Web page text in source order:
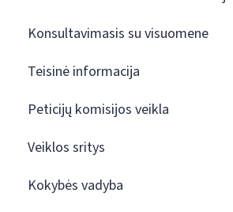
Konsultavimasis su visuomene
Teisinė informacija
Peticijų komisijos veikla
Veiklos sritys
Kokybės vadyba